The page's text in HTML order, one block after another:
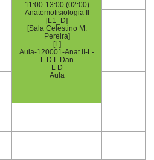
11:00-13:00 (02:00)
Anatomofisiologia II
[L1_D]
[Sala Celestino M.
Pereira]
[L]
Aula-120001-Anat II-L-
L D L Dan
L D
Aula